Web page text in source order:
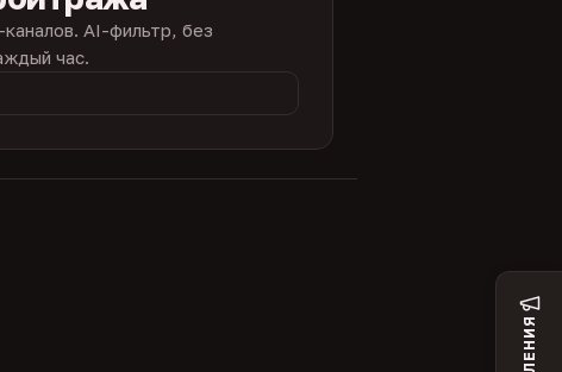
AI-фильтр, без
час.